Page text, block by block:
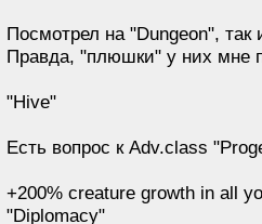
Посмотрел на "Dungeon", так
Правда, "плюшки" у них мне
"Hive"
Есть вопрос к Adv.class
+200% creature growth in all
"Diplomacy"